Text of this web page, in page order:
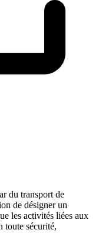
du transport de
de désigner un
les activités liées aux
toute sécurité,